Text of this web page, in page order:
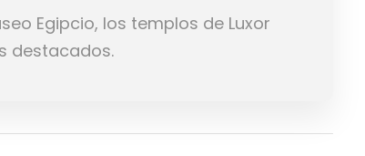
Egipcio, los templos de Luxor
destacados.